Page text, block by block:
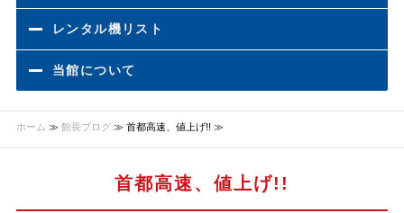
レンタル機リスト
当館について
ホーム ≫ 館長ブログ≫ 首都高速、値上げ!! ≫
首都高速、値上げ!!